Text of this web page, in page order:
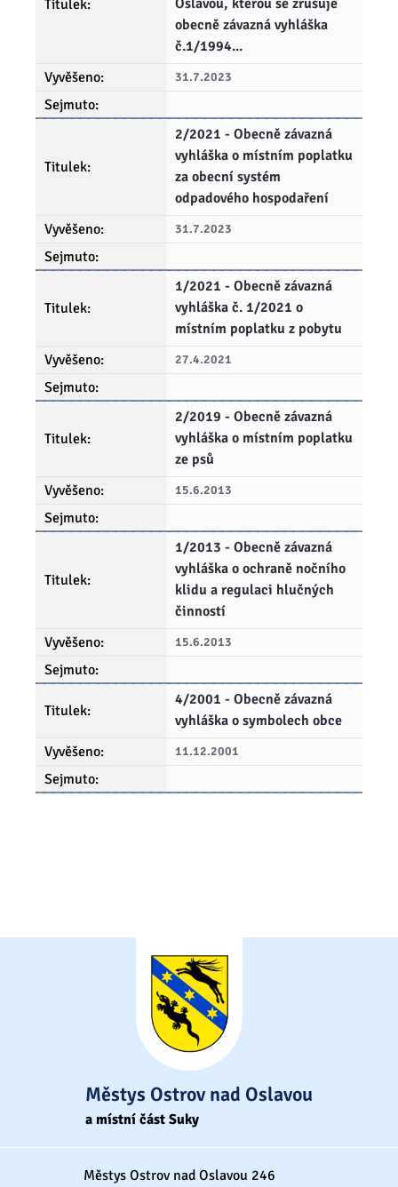
obecně závazná vyhláška
č.1/1994...
31.7.2023
2/2021 - Obecně závazná
vyhláška o místním poplatku
za obecní systém
odpadového hospodaření
31.7.2023
1/2021 - Obecně závazná
vyhláška č. 1/2021 o
místním poplatku z pobytu
27.4.2021
2/2019 - Obecně závazná
vyhláška o místním poplatku
ze psů
15.6.2013
1/2013 - Obecně závazná
vyhláška o ochraně nočního
klidu a regulaci hlučných
činností
15.6.2013
4/2001 - Obecně závazná
vyhláška o symbolech obce
11.12.2001
Městys Ostrov nad Oslavou
a místní část Suky
Městys Ostrov nad Oslavou 246